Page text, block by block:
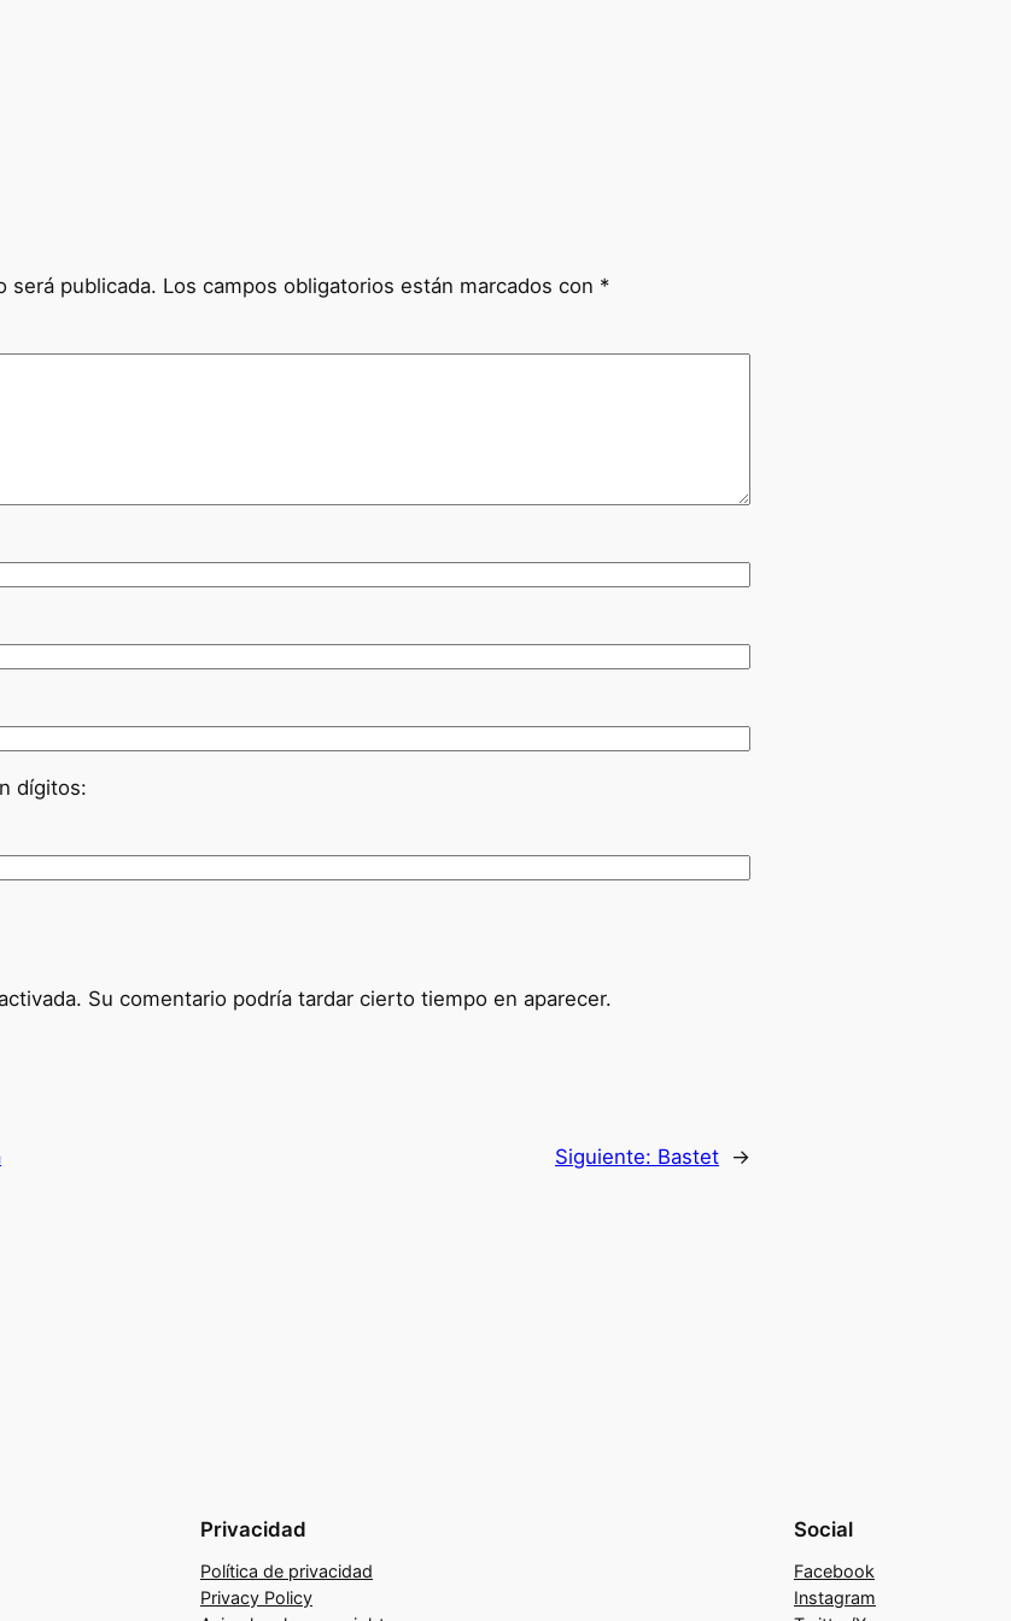
será publicada. Los campos obligatorios están marcados con *
dígitos:
Su comentario podría tardar cierto tiempo en aparecer.
Siguiente: Bastet →
Privacidad
Política de privacidad
Privacy Policy
Social
Facebook
Instagram